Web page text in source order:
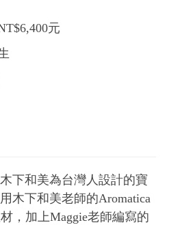
元
下和美為台灣人設計的寶
木下和美老師的Aromatica
，加上Maggie老師編寫的